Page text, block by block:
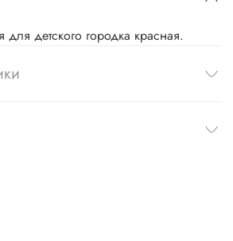
для детского городка красная.